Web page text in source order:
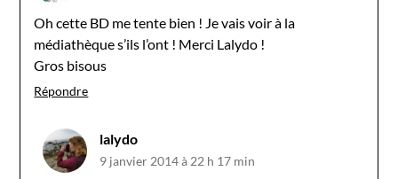
Oh cette BD me tente bien ! Je vais voir à la
médiathèque s’ils l’ont ! Merci Lalydo !
Gros bisous
Répondre
lalydo
9 janvier 2014 à 22 h 17 min